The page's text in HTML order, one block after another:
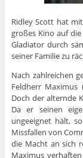
Ridley Scott hat
großes Kino auf
Gladiator durch
seiner Familie zu
Nach zahlreichen
Feldherr Maximus
Doch der alternde
Da er seinen
ungeeignet hält,
Missfallen von
die Macht an sich
Maximus